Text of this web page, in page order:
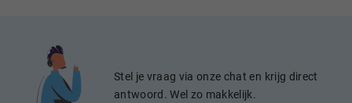
Stel je vraag via onze chat en krijg direct
antwoord. Wel zo makkelijk.